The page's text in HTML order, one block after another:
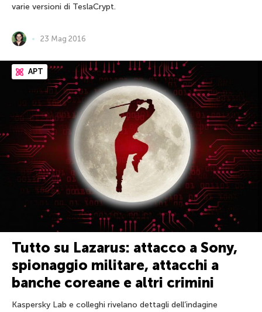
varie versioni di TeslaCrypt.
23 Mag 2016
APT
Tutto su Lazarus: attacco a Sony,
spionaggio militare, attacchi a
banche coreane e altri crimini
Kaspersky Lab e colleghi rivelano dettagli dell’indagine